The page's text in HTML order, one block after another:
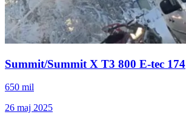
Summit/Summit X T3 800 E-tec 174
650 mil
26 maj 2025